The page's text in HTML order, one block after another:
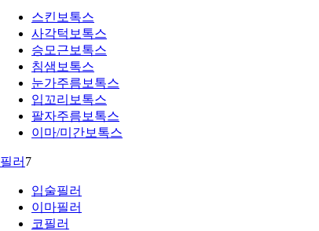
스킨보톡스
사각턱보톡스
승모근보톡스
침샘보톡스
눈가주름보톡스
입꼬리보톡스
팔자주름보톡스
이마/미간보톡스
필러 7
입술필러
이마필러
코필러